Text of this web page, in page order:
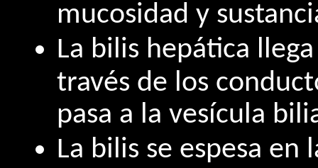
mucosidad y
La bilis hepática
través de los
pasa a la vesícula
La bilis se espesa